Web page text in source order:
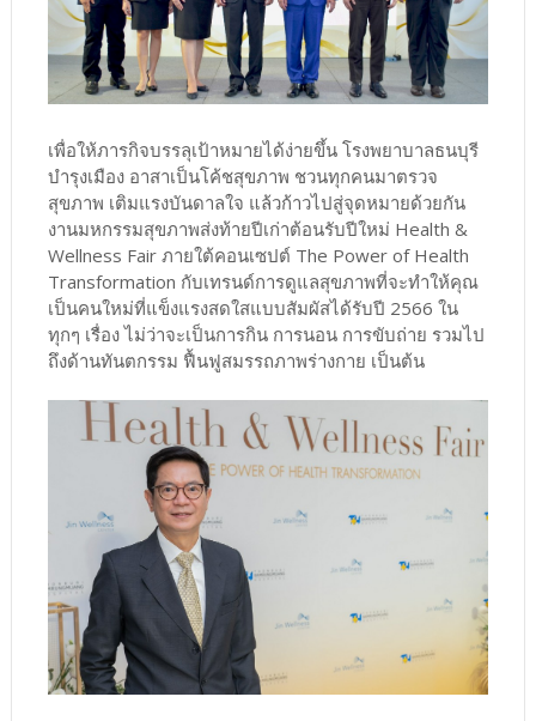
เพื่อให้ภารกิจบรรลุเป้าหมายได้ง่ายขึ้น โรงพยาบาลธนบุรี
บำรุงเมือง อาสาเป็นโค้ชสุขภาพ ชวนทุกคนมาตรวจ
สุขภาพ เติมแรงบันดาลใจ แล้วก้าวไปสู่จุดหมายด้วยกัน
งานมหกรรมสุขภาพส่งท้ายปีเก่าต้อนรับปีใหม่ Health &
Wellness Fair ภายใต้คอนเซปต์ The Power of Health
Transformation กับเทรนด์การดูแลสุขภาพที่จะทำให้คุณ
เป็นคนใหม่ที่แข็งแรงสดใสแบบสัมผัสได้รับปี 2566 ใน
ทุกๆ เรื่อง ไม่ว่าจะเป็นการกิน การนอน การขับถ่าย รวมไป
ถึงด้านทันตกรรม ฟื้นฟูสมรรถภาพร่างกาย เป็นต้น